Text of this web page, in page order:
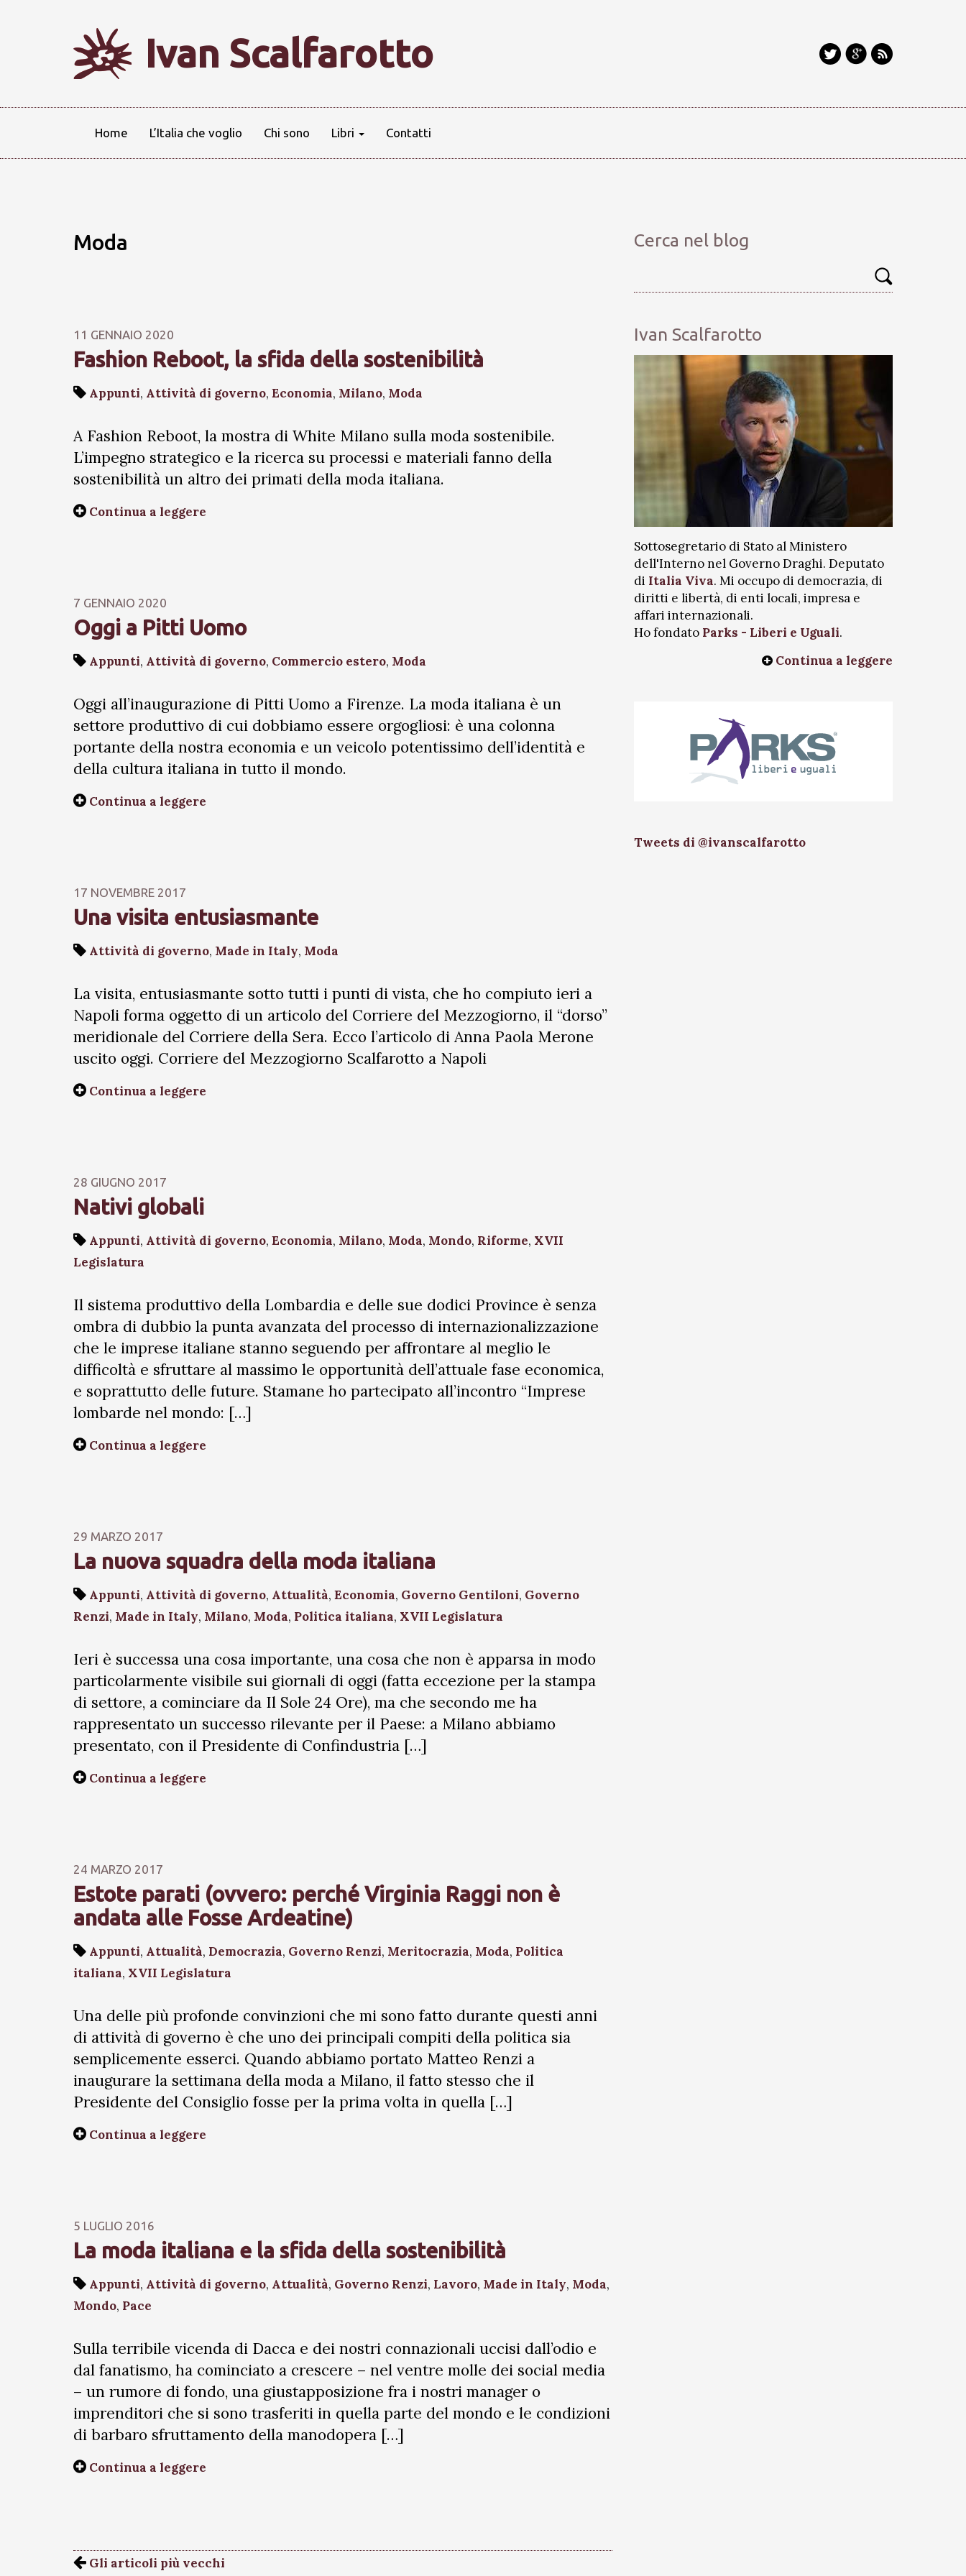
Ivan Scalfarotto
Home L’Italia che voglio Chi sono Libri Contatti
Moda
11 GENNAIO 2020
Fashion Reboot, la sfida della sostenibilità
Appunti, Attività di governo, Economia, Milano, Moda
A Fashion Reboot, la mostra di White Milano sulla moda sostenibile.
L’impegno strategico e la ricerca su processi e materiali fanno della
sostenibilità un altro dei primati della moda italiana.
Continua a leggere
7 GENNAIO 2020
Oggi a Pitti Uomo
Appunti, Attività di governo, Commercio estero, Moda
Oggi all’inaugurazione di Pitti Uomo a Firenze. La moda italiana è un
settore produttivo di cui dobbiamo essere orgogliosi: è una colonna
portante della nostra economia e un veicolo potentissimo dell’identità e
della cultura italiana in tutto il mondo.
Continua a leggere
17 NOVEMBRE 2017
Una visita entusiasmante
Attività di governo, Made in Italy, Moda
La visita, entusiasmante sotto tutti i punti di vista, che ho compiuto ieri a
Napoli forma oggetto di un articolo del Corriere del Mezzogiorno, il “dorso”
meridionale del Corriere della Sera. Ecco l’articolo di Anna Paola Merone
uscito oggi. Corriere del Mezzogiorno Scalfarotto a Napoli
Continua a leggere
28 GIUGNO 2017
Nativi globali
Appunti, Attività di governo, Economia, Milano, Moda, Mondo, Riforme, XVII
Legislatura
Il sistema produttivo della Lombardia e delle sue dodici Province è senza
ombra di dubbio la punta avanzata del processo di internazionalizzazione
che le imprese italiane stanno seguendo per affrontare al meglio le
difficoltà e sfruttare al massimo le opportunità dell’attuale fase economica,
e soprattutto delle future. Stamane ho partecipato all’incontro “Imprese
lombarde nel mondo: […]
Continua a leggere
29 MARZO 2017
La nuova squadra della moda italiana
Appunti, Attività di governo, Attualità, Economia, Governo Gentiloni, Governo
Renzi, Made in Italy, Milano, Moda, Politica italiana, XVII Legislatura
Ieri è successa una cosa importante, una cosa che non è apparsa in modo
particolarmente visibile sui giornali di oggi (fatta eccezione per la stampa
di settore, a cominciare da Il Sole 24 Ore), ma che secondo me ha
rappresentato un successo rilevante per il Paese: a Milano abbiamo
presentato, con il Presidente di Confindustria […]
Continua a leggere
24 MARZO 2017
Estote parati (ovvero: perché Virginia Raggi non è
andata alle Fosse Ardeatine)
Appunti, Attualità, Democrazia, Governo Renzi, Meritocrazia, Moda, Politica
italiana, XVII Legislatura
Una delle più profonde convinzioni che mi sono fatto durante questi anni
di attività di governo è che uno dei principali compiti della politica sia
semplicemente esserci. Quando abbiamo portato Matteo Renzi a
inaugurare la settimana della moda a Milano, il fatto stesso che il
Presidente del Consiglio fosse per la prima volta in quella […]
Continua a leggere
5 LUGLIO 2016
La moda italiana e la sfida della sostenibilità
Appunti, Attività di governo, Attualità, Governo Renzi, Lavoro, Made in Italy, Moda,
Mondo, Pace
Sulla terribile vicenda di Dacca e dei nostri connazionali uccisi dall’odio e
dal fanatismo, ha cominciato a crescere – nel ventre molle dei social media
– un rumore di fondo, una giustapposizione fra i nostri manager o
imprenditori che si sono trasferiti in quella parte del mondo e le condizioni
di barbaro sfruttamento della manodopera […]
Continua a leggere
Gli articoli più vecchi
Cerca nel blog
Ivan Scalfarotto
Sottosegretario di Stato al Ministero
dell'Interno nel Governo Draghi. Deputato
di Italia Viva. Mi occupo di democrazia, di
diritti e libertà, di enti locali, impresa e
affari internazionali.
Ho fondato Parks - Liberi e Uguali.
Continua a leggere
Tweets di @ivanscalfarotto